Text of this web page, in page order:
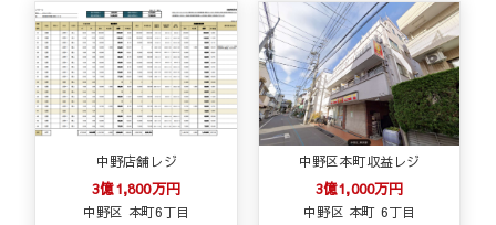
中野店舗レジ
3億1,800万円
中野区 本町6丁目
中野区本町収益レジ
3億1,000万円
中野区 本町 6丁目